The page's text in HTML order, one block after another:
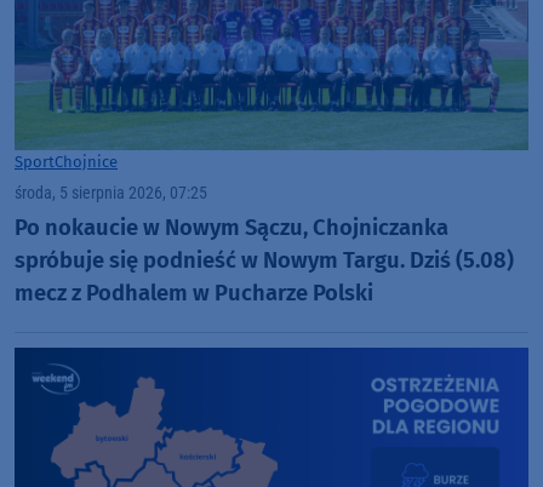
SportChojnice
środa, 5 sierpnia 2026, 07:25
Po nokaucie w Nowym Sączu, Chojniczanka
spróbuje się podnieść w Nowym Targu. Dziś (5.08)
mecz z Podhalem w Pucharze Polski